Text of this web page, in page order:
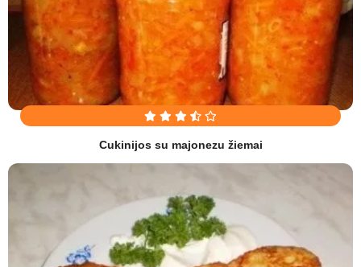
Cukinijos su majonezu žiemai